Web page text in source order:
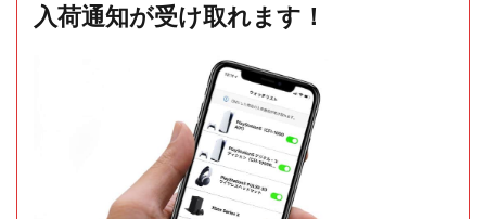
入荷通知が受け取れます！